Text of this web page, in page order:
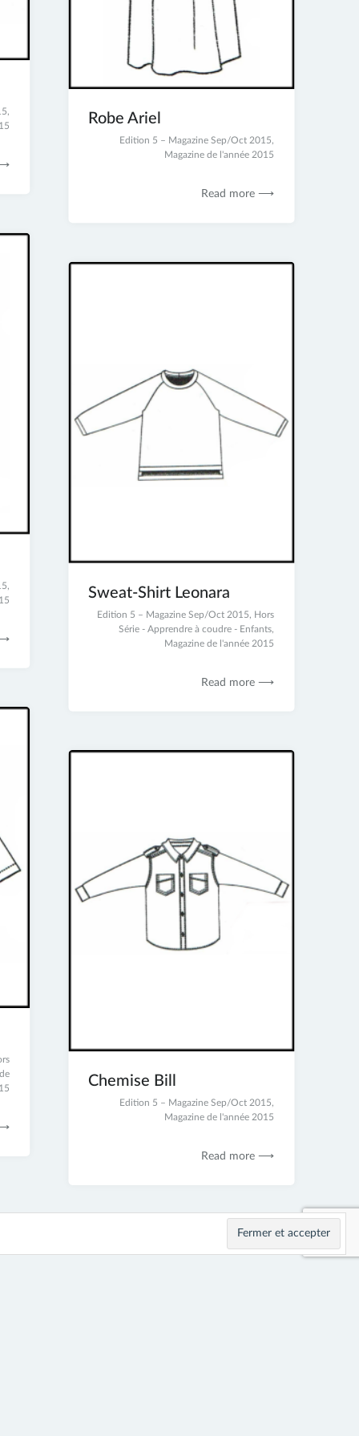
,
⟶
Robe Ariel
Edition 5 – Magazine Sep/Oct 2015,
Magazine de l'année 2015
Read more ⟶
,
⟶
Sweat-Shirt Leonara
Edition 5 – Magazine Sep/Oct 2015, Hors
Série - Apprendre à coudre - Enfants,
Magazine de l'année 2015
Read more ⟶
⟶
Chemise Bill
Edition 5 – Magazine Sep/Oct 2015,
Magazine de l'année 2015
Read more ⟶